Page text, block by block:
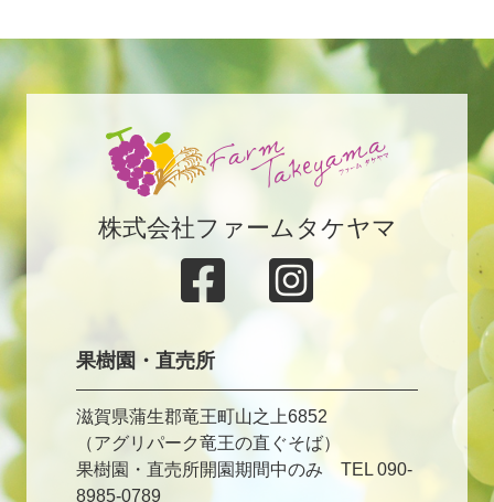
株式会社ファームタケヤマ
果樹園・直売所
滋賀県蒲生郡竜王町山之上6852
（アグリパーク竜王の直ぐそば）
果樹園・直売所開園期間中のみ TEL 090-
8985-0789